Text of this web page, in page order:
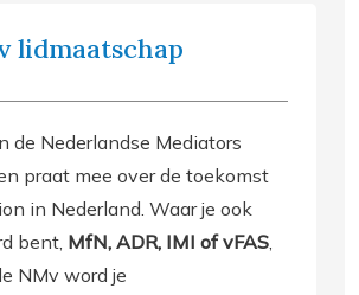
lidmaatschap
de Nederlandse Mediators
praat mee over de toekomst
in Nederland. Waar je ook
bent, MfN, ADR, IMI of vFAS,
NMv word je